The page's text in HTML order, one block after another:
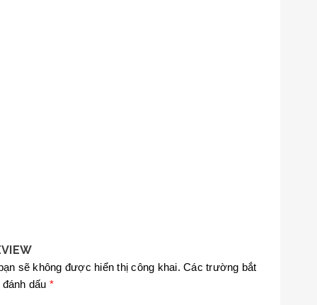
sẽ không được hiển thị công khai. Các trường bắt
dấu *